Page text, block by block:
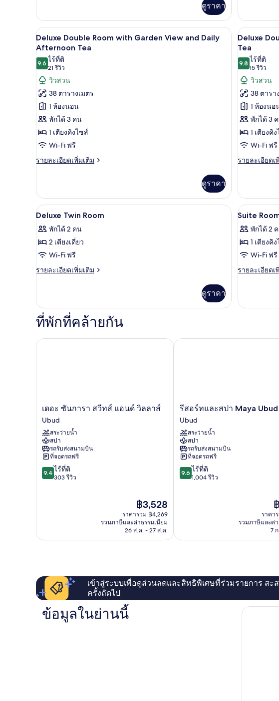
Tea)
ห้อง
สวี
ท,
วิว
สวน
(with
Daily
Afternoon
Tea)
ดูราคา
กับ
ห้อง
สวี
ท
(with
Pool
and
Daily
Afternoon
Tea)
เปิด
ภาพถ่าย
ทั้งหมด
ของ
Deluxe
Double
Room
with
Garden
View
and
Tea
Deluxe Double Room with Garden View and
6
Deluxe Double Room with Garden View and Daily
Afternoon Tea
9.69.6 จาก 10
ไร้ที่ติ
21 รีวิว
(21
รีวิว)
วิวสวน
38 ตารางเมตร
1 ห้องนอน
พักได้ 3 คน
1 เตียงคิงไซส์
Wi-Fi ฟรี
รายละเอียดเพิ่มเติม
ราย
เกี่ยว
กับ
Deluxe
Room
with
View
and
Daily
ดูราคา
เปิด
ภาพถ่าย
ทั้งหมด
ของ
Deluxe
Double
Room
with
Bath
and
Daily
6
Deluxe
Tea
9.89.8 จาก 10
ไร้ที่ติ
15 รีวิว
(15
รีวิว)
วิวสวน
38 ตารา
1 ห้องนอ
พักได้ 3
1 เตียงคิ
Wi-Fi ฟรี
รายละเอียดเ
ราย
เกี่ยว
กับ
Deluxe
Room
with
and
Daily
Afternoon
เปิด
ภาพถ่าย
ทั้งหมด
ของ
Deluxe
มินิบาร์, ตู้นิรภัยในห้องพัก, โต๊ะทำงาน, ห้องเก็บเสียง
5
Deluxe Twin Room
พักได้ 2 คน
2 เตียงเดี่ยว
Wi-Fi ฟรี
รายละเอียดเพิ่มเติม
ราย
เกี่ยว
กับ
Deluxe
Room
ดูราคา
เปิด
ภาพถ่าย
ทั้งหมด
ของ
Suite
10
Suite
พักได้ 2
1 เตียงคิ
Wi-Fi ฟรี
รายละเอียดเ
ราย
เกี่ยว
ที่พักที่คล้ายกัน
เดอะ
ซัน
การา
สวี
ทส์
แอนด์
วิลลา
ส์
Ubud
เดอะ ซันการา สวีทส์ แอนด์ วิลลาส์
Ubud
สระว่ายน้ำ
สปา
รถรับส่งสนามบิน
ที่จอดรถฟรี
9.4
จาก
9.4 ไร้ที่ติ
303 รีวิว
ราคา
ปัจจุบัน
คือ
฿3,528
฿3,528
ราคารวม ฿4,269
รวมภาษีและค่าธรรมเนียม
26 ส.ค. - 27 ส.ค.
เดอะ ซันการา สวีทส์ แอนด์ วิลลาส์
รี
สอร์ท
และ
สปา
Maya
Ubud
Ubud
รีสอร์ทและสปา Maya Ubud
Ubud
สระว่ายน้ำ
สปา
รถรับส่งสนามบิน
ที่จอดรถฟรี
9.6
จาก
9.6 ไร้ที่ติ
1,004 รีวิว
ปั
คื
฿
ราคา
รวมภาษีและค่า
7
รีสอร์ทและสปา Maya Ubud
เข้าสู่ระบบเพื่อดูส่วนลดและสิทธิพิเศษที่ร่วมรายการ สะ
ครั้งถัดไป
ข้อมูลในย่านนี้